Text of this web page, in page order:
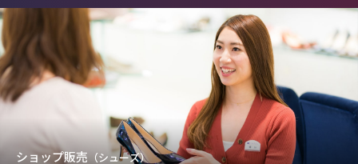
ショップ販売 （シューズ）